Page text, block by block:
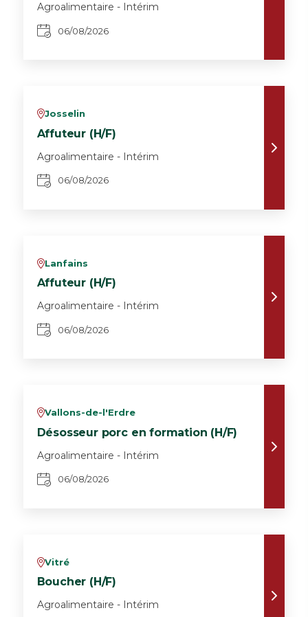
Agroalimentaire - Intérim
06/08/2026
vJosselin
Affuteur (H/F)
Agroalimentaire - Intérim
06/08/2026
vLanfains
Affuteur (H/F)
Agroalimentaire - Intérim
06/08/2026
vVallons-de-l'Erdre
Désosseur porc en formation (H/F)
Agroalimentaire - Intérim
06/08/2026
vVitré
Boucher (H/F)
Agroalimentaire - Intérim